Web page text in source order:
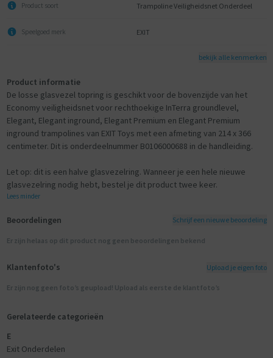
Product soort Trampoline Veiligheidsnet Onderdeel
Speelgoed merk EXIT
bekijk alle kenmerken
Product informatie
De losse glasvezel topring is geschikt voor de bovenzijde van het
Economy veiligheidsnet voor rechthoekige InTerra groundlevel,
Elegant, Elegant inground, Elegant Premium en Elegant Premium
inground trampolines van EXIT Toys met een afmeting van 214 x 366
centimeter. Dit is onderdeelnummer B0106000688 in de handleiding.
Let op: dit is een halve glasvezelring. Wanneer je een hele nieuwe
glasvezelring nodig hebt, bestel je dit product twee keer.
Lees minder
Beoordelingen Schrijf een nieuwe beoordeling
Er zijn helaas op dit product nog geen beoordelingen bekend
Klantenfoto's Upload je eigen foto
Er zijn nog geen foto’s geupload! Upload als eerste de klantfoto’s
Gerelateerde categorieën
E
Exit Onderdelen